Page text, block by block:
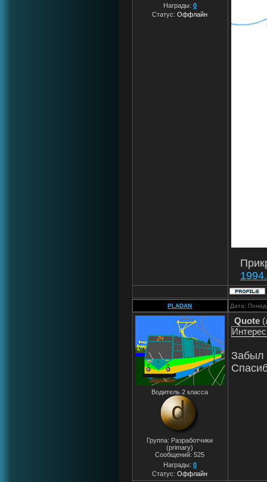
Награды: 0
Статус:Оффлайн
PLADAN Дата:
Водитель 2 класса
Группа: Разработчики
(primary)
Сообщений:525
Награды: 0
Статус:Оффлайн
Quote (
Забыл